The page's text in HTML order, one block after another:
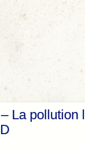
La pollution